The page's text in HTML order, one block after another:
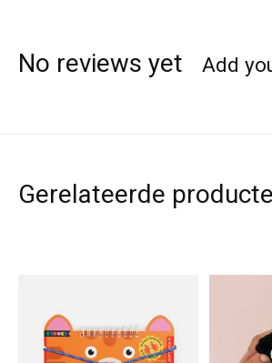
No reviews yet Add
Gerelateerde